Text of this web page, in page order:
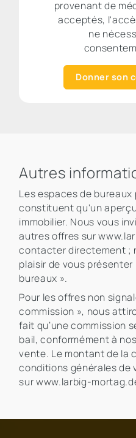
provenant de
acceptés,
ne
Donner son
Autres
Les espaces de bureaux
constituent qu'un
immobilier. Nous vous
autres offres sur
contacter directement ;
plaisir de vous
bureaux ».
Pour les offres non
commission », nous
fait qu’une commission
bail, conformément à
vente. Le montant de la
conditions générales de
sur www.larbig-